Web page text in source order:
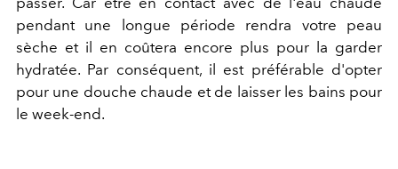
pendant une longue période rendra votre peau
sèche et il en coûtera encore plus pour la garder
hydratée. Par conséquent, il est préférable d'opter
pour une douche chaude et de laisser les bains pour
le week-end.